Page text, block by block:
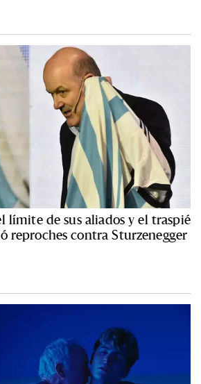
límite de sus aliados y el traspié
reproches contra Sturzenegger